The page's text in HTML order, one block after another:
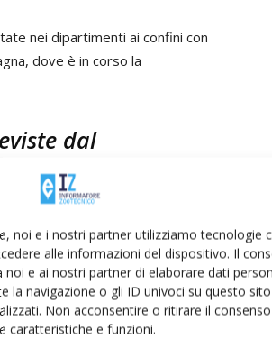
noi e i nostri partner utilizziamo tecnologie
alle informazioni del dispositivo. Il
e ai nostri partner di elaborare dati
la navigazione o gli ID univoci su questo
Non acconsentire o ritirare il
caratteristiche e funzioni.
nei dipartimenti ai confini con
dove è in corso la
dal
europea devono rispettare la
della malattia, il lungo
Ue 687 del 2020
il blocco delle
cui pulizia, disinfezione e